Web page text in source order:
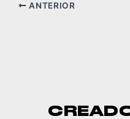
ANTERIOR